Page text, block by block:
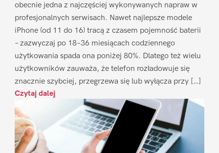
obecnie jedna z najczęściej wykonywanych napraw w
profesjonalnych serwisach. Nawet najlepsze modele
iPhone (od 11 do 16) tracą z czasem pojemność baterii
– zazwyczaj po 18–36 miesiącach codziennego
użytkowania spada ona poniżej 80%. Dlatego też wielu
użytkowników zauważa, że telefon rozładowuje się
znacznie szybciej, przegrzewa się lub wyłącza przy […]
Czytaj dalej